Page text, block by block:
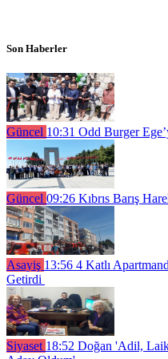
Son Haberler
Güncel 10:31 Odd Burger
Güncel 09:26 Kıbrıs Barış
Asayiş 13:56 4 Katlı
Getirdi
Siyaset 18:52 Doğan 'Adil,